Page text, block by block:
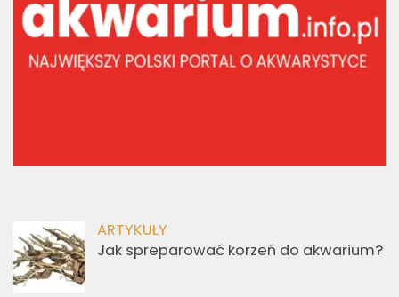
ARTYKUŁY
Jak spreparować korzeń do akwarium?